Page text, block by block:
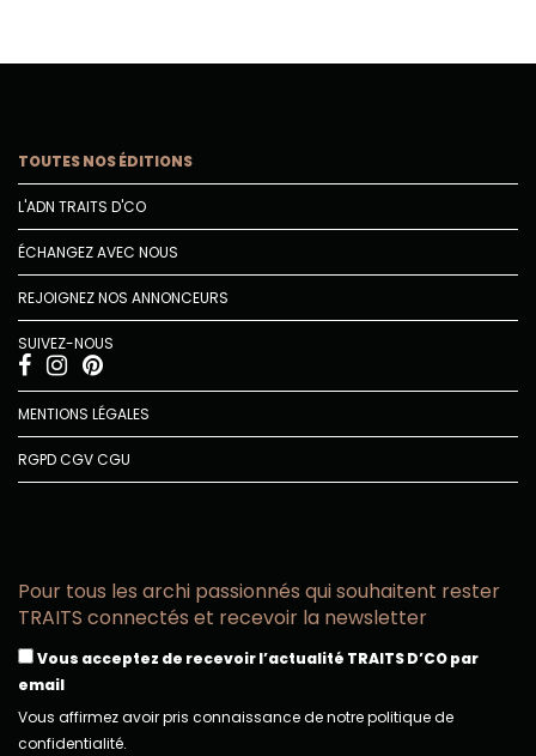
TOUTES NOS ÉDITIONS
L'ADN TRAITS D'CO
ÉCHANGEZ AVEC NOUS
REJOIGNEZ NOS ANNONCEURS
SUIVEZ-NOUS
MENTIONS LÉGALES
RGPDCGVCGU
Pour tous les archi passionnés qui souhaitent rester
TRAITS connectés et recevoir la newsletter
Vous acceptez de recevoir l’actualité TRAITS D’CO par
email
Vous affirmez avoir pris connaissance de notre politique de
confidentialité.